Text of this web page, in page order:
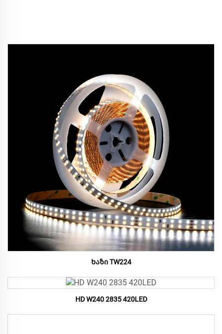
Ხაზი TW224
HD W240 2835 420LED